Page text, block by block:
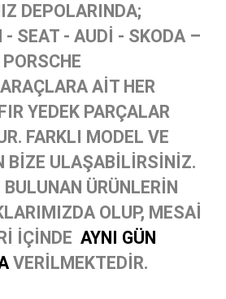
DEPOLARINDA;
- SEAT - AUDİ - SKODA –
PORSCHE
AİT HER
YEDEK PARÇALAR
FARKLI MODEL VE
BİZE ULAŞABİLİRSİNİZ.
ÜRÜNLERİN
OLUP, MESAİ
İÇİNDE AYNI GÜN
VERİLMEKTEDİR.